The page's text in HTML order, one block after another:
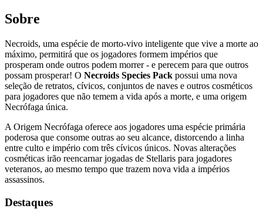
Sobre
Necroids, uma espécie de morto-vivo inteligente que vive a morte ao
máximo, permitirá que os jogadores formem impérios que
prosperam onde outros podem morrer - e perecem para que outros
possam prosperar! O Necroids Species Pack possui uma nova
seleção de retratos, cívicos, conjuntos de naves e outros cosméticos
para jogadores que não temem a vida após a morte, e uma origem
Necrófaga única.
A Origem Necrófaga oferece aos jogadores uma espécie primária
poderosa que consome outras ao seu alcance, distorcendo a linha
entre culto e império com três cívicos únicos. Novas alterações
cosméticas irão reencarnar jogadas de Stellaris para jogadores
veteranos, ao mesmo tempo que trazem nova vida a impérios
assassinos.
Destaques